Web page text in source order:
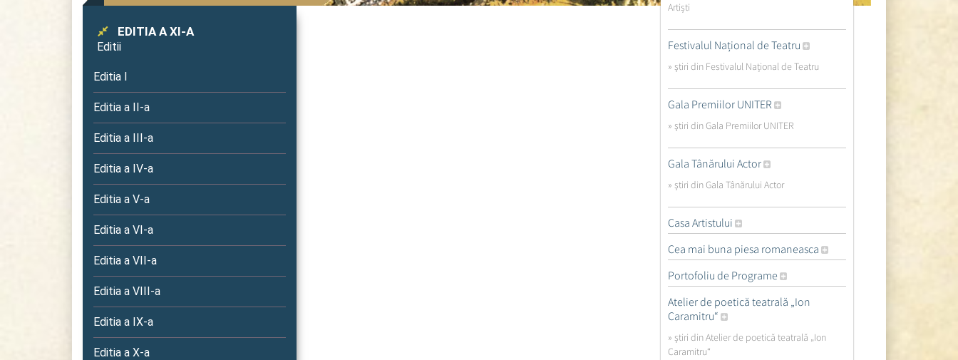
EDITIA A XI-A
Editii
Editia I
Editia a II-a
Editia a III-a
Editia a IV-a
Editia a V-a
Editia a VI-a
Editia a VII-a
Editia a VIII-a
Editia a IX-a
Editia a X-a
Artiști
Festivalul Național de Teatru
» ştiri din Festivalul Național de Teatru
Gala Premiilor UNITER
» ştiri din Gala Premiilor UNITER
Gala Tânărului Actor
» ştiri din Gala Tânărului Actor
Casa Artistului
Cea mai buna piesa romaneasca
Portofoliu de Programe
Atelier de poetică teatrală „Ion
Caramitru“
» ştiri din Atelier de poetică teatrală „Ion
Caramitru“